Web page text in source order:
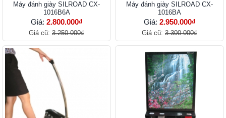
Máy đánh giày SILROAD CX-
1016B6A
Giá: 2.800.000₫
Giá cũ: 3.250.000₫
Máy đánh giày SILROAD CX-
1016BA
Giá: 2.950.000₫
Giá cũ: 3.300.000₫